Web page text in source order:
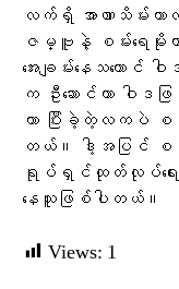
လက်ရှိ အာဏာသိမ်းကာလ
ဇမ္ဗူနဲ့ စမ်းရေမို
အေးချမ်းနေသယော
က ဦးဆောင်ကာ ဝါဒ
ဟာ ပြီးခဲ့တဲ့လကပဲ စစ်တ
တယ်။ ဒါ့အပြင် စ
ရုပ်ရှင်ထုတ်လုပ်ရေးမှ
နေသူဖြစ်ပါတယ်။
Views: 1